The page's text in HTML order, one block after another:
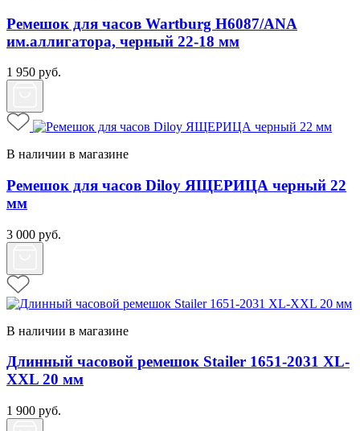
Ремешок для часов Wartburg H6087/ANA
им.аллигатора, черный 22-18 мм
1 950 руб.
В наличии в магазине
Ремешок для часов Diloy ЯЩЕРИЦА черный 22
мм
3 000 руб.
В наличии в магазине
Длинный часовой ремешок Stailer 1651-2031 XL-
XXL 20 мм
1 900 руб.